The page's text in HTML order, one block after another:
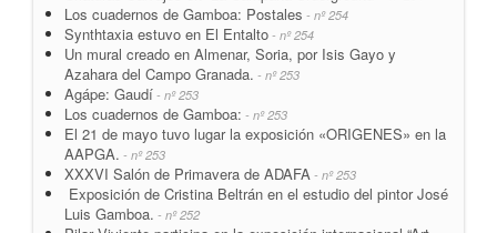
Los cuadernos de Gamboa: Postales - nº 254
Synthtaxia estuvo en El Entalto - nº 254
Un mural creado en Almenar, Soria, por Isis Gayo y
Azahara del Campo Granada. - nº 253
Agápe: Gaudí - nº 253
Los cuadernos de Gamboa: - nº 253
El 21 de mayo tuvo lugar la exposición «ORIGENES» en la
AAPGA. - nº 253
XXXVI Salón de Primavera de ADAFA - nº 253
Exposición de Cristina Beltrán en el estudio del pintor José
Luis Gamboa. - nº 252